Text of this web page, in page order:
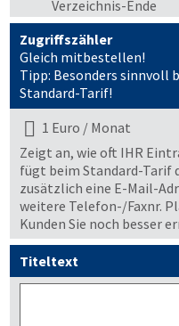
Verzeichnis-Ende
Zugriffszähler
Gleich mitbestellen!
Tipp: Besonders sinnvoll
Standard-Tarif!
1 Euro / Monat
Zeigt an, wie oft IHR
fügt beim Standard-Tarif
zusätzlich eine E-Mail-
weitere Telefon-/Faxnr.
Kunden Sie noch besser
Titeltext